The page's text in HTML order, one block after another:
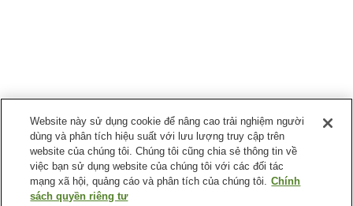
Website này sử dụng cookie để nâng cao trải nghiệm người
dùng và phân tích hiệu suất với lưu lượng truy cập trên
website của chúng tôi. Chúng tôi cũng chia sẻ thông tin về
việc bạn sử dụng website của chúng tôi với các đối tác
mạng xã hội, quảng cáo và phân tích của chúng tôi. Chính
sách quyền riêng tư